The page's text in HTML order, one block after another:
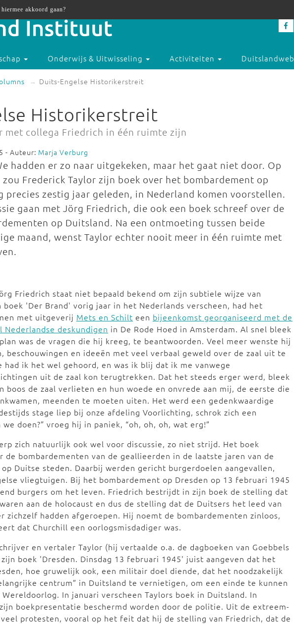
Onderwijs & Uitwisseling Activiteiten Duitslandweb
Duits-Engelse Historikerstreit
Historikerstreit
met collega Friedrich in één ruimte zijn
- Auteur: Marja Verburg
hadden er zo naar uitgekeken, maar het gaat niet door. Op
Frederick Taylor zijn boek over het bombardement op
precies zestig jaar geleden, in Nederland komen voorstellen.
gaan met Jörg Friedrich, die ook een boek schreef over de
op Duitsland. Na een ontmoeting tussen beide
maand, wenst Taylor echter nooit meer in één ruimte met
Friedrich staat niet bepaald bekend om zijn subtiele wijze van
boek 'Der Brand' vorig jaar in het Nederlands verscheen, had het
met uitgeverij Mets en Schilt een bijeenkomst georganiseerd met de
deskundigen in De Rode Hoed in Amsterdam. Al snel bleek
was de vragen die hij kreeg, te beantwoorden. Veel meer wenste hij
beschouwingen en ideeën met veel verbaal geweld over de zaal uit te
had ik het wel gehoord, en was ik blij dat ik me vanwege
uit de zaal kon terugtrekken. Dat het steeds erger werd, bleek
boos de zaal verlieten en hun woede en onvrede aan mij, de eerste die
meenden te moeten uiten. Het werd een gedenkwaardige
stage liep bij onze afdeling Voorlichting, schrok zich een
doen?” vroeg hij in paniek, “oh, oh, oh, wat erg!”
zich natuurlijk ook wel voor discussie, zo niet strijd. Het boek
de bombardementen van de geallieerden in de laatste jaren van de
Duitse steden. Daarbij werden gericht burgerdoelen aangevallen,
vliegtuigen. Bij het bombardement op Dresden op 13 februari 1945
burgers om het leven. Friedrich bestrijdt in zijn boek de stelling dat
aan de holocaust en dus de stelling dat de Duitsers het leed van
zichzelf hadden afgeroepen. Hij noemt de bombardementen zinloos,
dat Churchill een oorlogsmisdadiger was.
en vertaler Taylor (hij vertaalde o.a. de dagboeken van Goebbels
boek 'Dresden. Dinsdag 13 februari 1945' juist aangeven dat het
hoe gruwelijk ook, een militair doel diende, dat het noodzakelijk
centrum” in Duitsland te vernietigen, om een einde te kunnen
Wereldoorlog. In januari verscheen Taylors boek in Duitsland. In
boekpresentatie beschermd worden door de politie. Uit de extreem-
protesten, vooral op het feit dat hij de stelling van Friedrich, dat de
akkoord gaan?